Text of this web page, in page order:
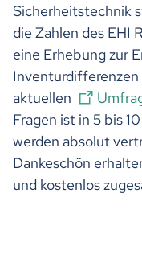
Sicherheitstechnik
die Zahlen des EHI
eine Erhebung zur
aktuellen
Fragen ist in 5 bis
werden absolut
Dankeschön
und kostenlos